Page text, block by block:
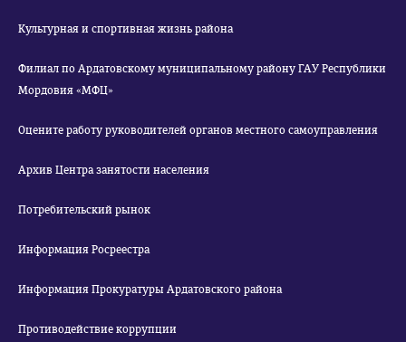
Культурная и спортивная жизнь района
Филиал по Ардатовскому муниципальному району ГАУ Республики
Мордовия «МФЦ»
Оцените работу руководителей органов местного самоуправления
Архив Центра занятости населения
Потребительский рынок
Информация Росреестра
Информация Прокуратуры Ардатовского района
Противодействие коррупции